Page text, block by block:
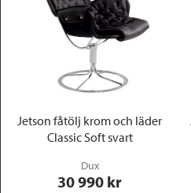
Jetson fåtölj krom och läder
Classic Soft svart
Dux
30 990 kr